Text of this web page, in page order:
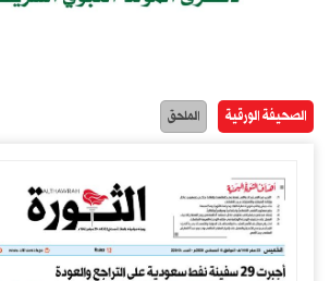
الصحيفة الورقية الملحق